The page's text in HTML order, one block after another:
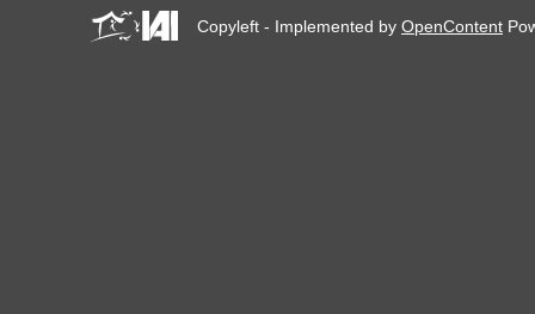
Copyleft - Implemented byOpenContent